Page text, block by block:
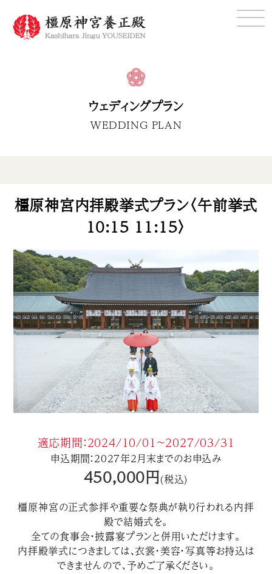
ウェディングプラン
WEDDING PLAN
橿原神宮内拝殿挙式プラン〈午前挙式
10:15 11:15〉
適応期間：2024/10/01〜2027/03/31
申込期間：2027年2月末までのお申込み
450,000円(税込)
橿原神宮の正式参拝や重要な祭典が執り行われる内拝
殿で結婚式を。
全ての食事会・披露宴プランと併用いただけます。
内拝殿挙式につきましては、衣裳・美容・写真等お持込は
できませんので、予めご了承ください。